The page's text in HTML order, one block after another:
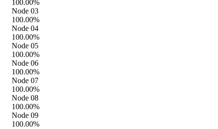
100.00%
Node 03
100.00%
Node 04
100.00%
Node 05
100.00%
Node 06
100.00%
Node 07
100.00%
Node 08
100.00%
Node 09
100.00%